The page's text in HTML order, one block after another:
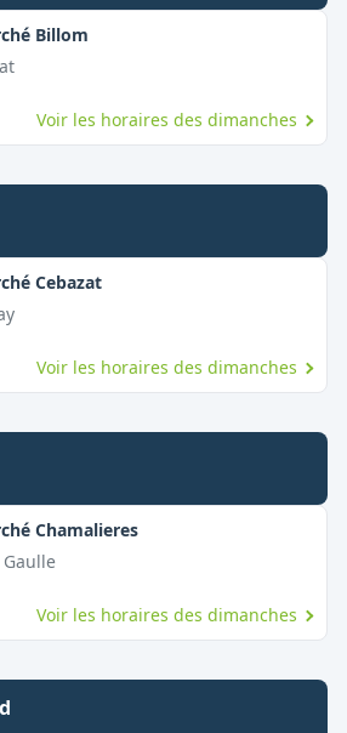
Billom,
Voir les horaires des dimanches
Cebazat,
Voir les horaires des dimanches
Chamalieres,
Gaulle
Voir les horaires des dimanches